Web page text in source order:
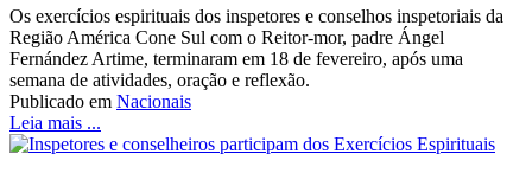
Os exercícios espirituais dos inspetores e conselhos inspetoriais da
Região América Cone Sul com o Reitor-mor, padre Ángel
Fernández Artime, terminaram em 18 de fevereiro, após uma
semana de atividades, oração e reflexão.
Publicado em Nacionais
Leia mais ...